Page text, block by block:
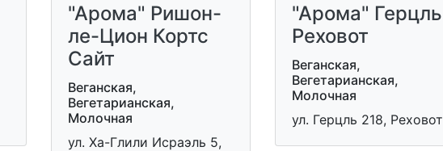
"Арома" Ришон-
ле-Цион Кортс
Сайт
Веганская,
Вегетарианская,
Молочная
ул. Ха-Глили Исраэль 5,
"Арома" Герцль
Реховот
Веганская,
Вегетарианская,
Молочная
ул. Герцль 218, Реховот